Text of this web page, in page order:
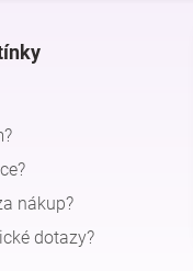
nákup?
dotazy?